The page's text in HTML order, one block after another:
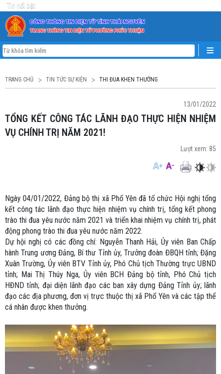
Tin nổi bật
TRANG CHỦ TIN TỨC SỰ KIỆN THI ĐUA KHEN THƯỞNG
13/01/2022
TỔNG KẾT CÔNG TÁC LÃNH ĐẠO THỰC HIỆN NHIỆM
VỤ CHÍNH TRỊ NĂM 2021!
Lượt xem: 85
Ngày 04/01/2022, Đảng bộ thị xã Phổ Yên đã tổ chức Hội nghị tổng
kết công tác lãnh đạo thực hiện nhiệm vụ chính trị, tổng kết phong
trào thi đua yêu nước năm 2021 và triển khai nhiệm vụ chính trị, phát
động phong trào thi đua yêu nước năm 2022.
Dự hội nghị có các đồng chí: Nguyễn Thanh Hải, Ủy viên Ban Chấp
hành Trung ương Đảng, Bí thư Tỉnh ủy, Trưởng đoàn ĐBQH tỉnh; Đặng
Xuân Trường, Ủy viên BTV Tỉnh ủy, Phó Chủ tịch Thường trực UBND
tỉnh; Mai Thị Thúy Nga, Ủy viên BCH Đảng bộ tỉnh, Phó Chủ tịch
HĐND tỉnh; đại diện lãnh đạo các ban xây dựng Đảng Tỉnh ủy; lãnh
đạo các địa phương, đơn vị trực thuộc thị xã Phổ Yên và các tập thể
cá nhân được khen thưởng.